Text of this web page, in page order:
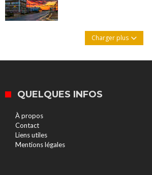
Charger plus
QUELQUES INFOS
À propos
Contact
Liens utiles
Mentions légales